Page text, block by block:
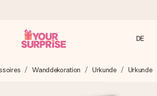
Geschenk sorgfältig vor und schicken es
DE
Wanddekoration Urkunde Urkunde